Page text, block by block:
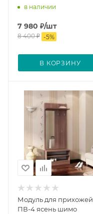
в наличии
7 980 ₽/шт
8 400₽ -5%
В КОРЗИНУ
Модуль для прихожей
ПВ-4 ясень шимо